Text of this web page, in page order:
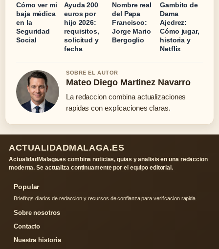
Cómo ver mi
baja médica
en la
Seguridad
Social
Ayuda 200
euros por
hijo 2026:
requisitos,
solicitud y
fecha
Nombre real
del Papa
Francisco:
Jorge Mario
Bergoglio
Gambito de
Dama
Ajedrez:
Cómo jugar,
historia y
Netflix
SOBRE EL AUTOR
Mateo Diego Martinez Navarro
La redaccion combina actualizaciones
rapidas con explicaciones claras.
ACTUALIDADMALAGA.ES
ActualidadMalaga.es combina noticias, guias y analisis en una redaccion
moderna. Se actualiza continuamente por el equipo editorial.
Popular
Briefings diarios de redaccion y recursos de confianza para verificacion rapida.
Sobre nosotros
Contacto
Nuestra historia